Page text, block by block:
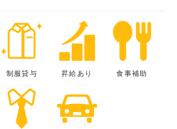
制服貸与 昇給あり 食事補助